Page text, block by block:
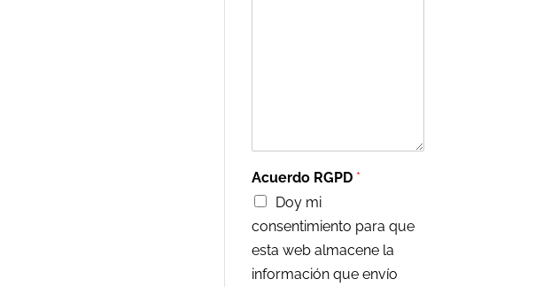
Acuerdo RGPD *
Doy mi
consentimiento para que
esta web almacene la
información que envío